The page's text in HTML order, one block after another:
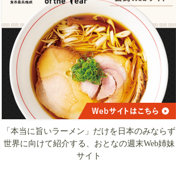
「本当に旨いラーメン」だけを日本のみならず
世界に向けて紹介する、おとなの週末Web姉妹
サイト